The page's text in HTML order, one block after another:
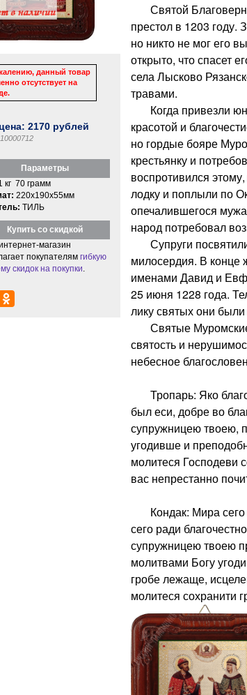
данный товар
отсутствует на
цена:2170 рублей
Параметры
кг 70 грамм
220x190x55мм
ТИЛЬ
Купить со скидкой
магазин
покупателям гибкую
скидок на покупки
Святой
престол в 1203 году.
но никто не мог его
открыто, что спасет
села Лысково
травами.
Когда привезли
красотой и
но гордые бояре
крестьянку и
воспротивился
лодку и поплыли по
опечалившегося
народ потребовал
Супруги
милосердия. В конце
именами Давид и
25 июня 1228 года.
лику святых они
Святые Муромские
святость и
небесное
Тропарь: Яко
был еси, добре во
супружницею твоею,
угодивше и
молитеся Господеви
вас непрестанно
Кондак: Мира сего
сего ради
супружницею твоею
молитвами Богу
гробе лежаще,
молитеся сохранити